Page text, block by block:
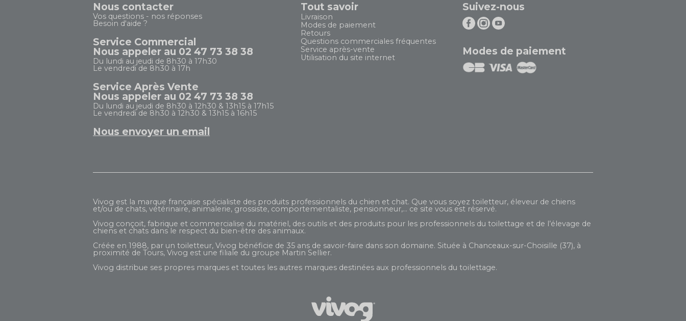
Nous contacter
Vos questions - nos réponses
Besoin d'aide ?
Service Commercial
Nous appeler au 02 47 73 38 38
Du lundi au jeudi de 8h30 à 17h30
Le vendredi de 8h30 à 17h
Service Après Vente
Nous appeler au 02 47 73 38 38
Du lundi au jeudi de 8h30 à 12h30 & 13h15 à 17h15
Le vendredi de 8h30 à 12h30 & 13h15 à 16h15
Nous envoyer un email
Tout savoir
Livraison
Modes de paiement
Retours
Questions commerciales fréquentes
Service après-vente
Utilisation du site internet
Suivez-nous
Modes de paiement
Vivog est la marque française spécialiste des produits professionnels du chien et chat. Que vous soyez toiletteur, éleveur de chiens
et/ou de chats, vétérinaire, animalerie, grossiste, comportementaliste, pensionneur,... ce site vous est réservé.
Vivog conçoit, fabrique et commercialise du matériel, des outils et des produits pour les professionnels du toilettage et de l’élevage de
chiens et chats dans le respect du bien-être des animaux.
Créée en 1988, par un toiletteur, Vivog bénéficie de 35 ans de savoir-faire dans son domaine. Située à Chanceaux-sur-Choisille (37), à
proximité de Tours, Vivog est une filiale du groupe Martin Sellier.
Vivog distribue ses propres marques et toutes les autres marques destinées aux professionnels du toilettage.